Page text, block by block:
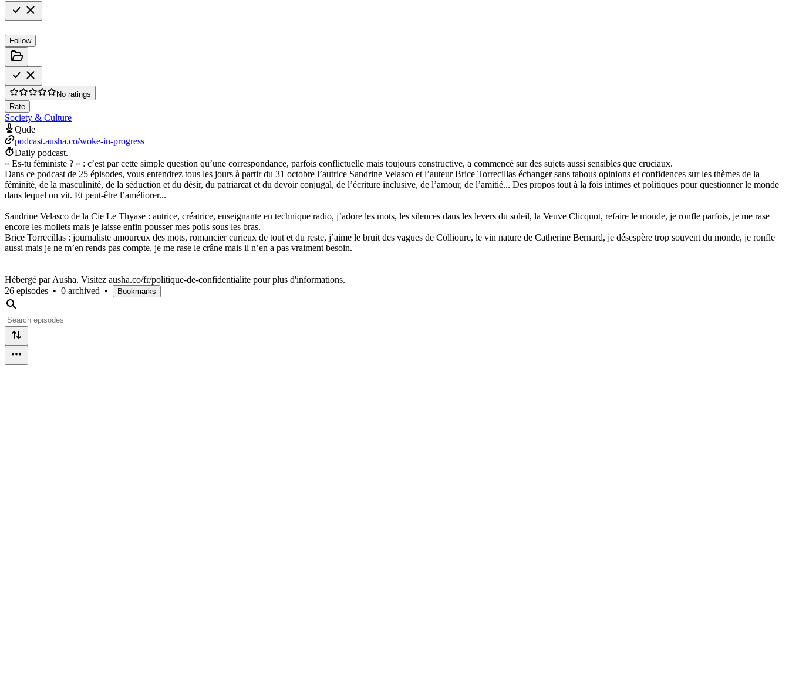
Follow
No ratings
Rate
Society & Culture
Qude
podcast.ausha.co/woke-in-progress
Daily podcast.
« Es-tu féministe ? » : c’est par cette simple question qu’une correspondance, parfois conflictuelle mais toujours constructive, a commencé sur des sujets aussi sensibles que cruciaux.
Dans ce podcast de 25 épisodes, vous entendrez tous les jours à partir du 31 octobre l’autrice Sandrine Velasco et l’auteur Brice Torrecillas échanger sans tabous opinions et confidences sur les thèmes de la
féminité, de la masculinité, de la séduction et du désir, du patriarcat et du devoir conjugal, de l’écriture inclusive, de l’amour, de l’amitié... Des propos tout à la fois intimes et politiques pour questionner le monde
dans lequel on vit. Et peut-être l’améliorer...
Sandrine Velasco de la Cie Le Thyase : autrice, créatrice, enseignante en technique radio, j’adore les mots, les silences dans les levers du soleil, la Veuve Clicquot, refaire le monde, je ronfle parfois, je me rase
encore les mollets mais je laisse enfin pousser mes poils sous les bras.
Brice Torrecillas : journaliste amoureux des mots, romancier curieux de tout et du reste, j’aime le bruit des vagues de Collioure, le vin nature de Catherine Bernard, je désespère trop souvent du monde, je ronfle
aussi mais je ne m’en rends pas compte, je me rase le crâne mais il n’en a pas vraiment besoin.
Hébergé par Ausha. Visitez ausha.co/fr/politique-de-confidentialite pour plus d'informations.
26 episodes • 0 archived • Bookmarks